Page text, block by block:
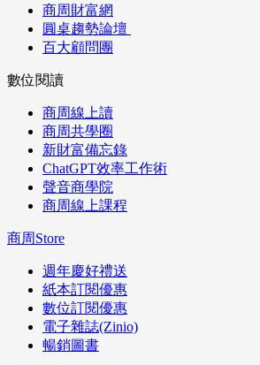
商周財富網
圓桌趨勢論壇
百大顧問團
數位閱讀
商周線上讀
商周共學圈
新財富備忘錄
ChatGPT效率工作術
聲音商學院
商周線上課程
商周Store
週年慶好禮送
紙本訂閱優惠
數位訂閱優惠
電子雜誌(Zinio)
暢銷圖書